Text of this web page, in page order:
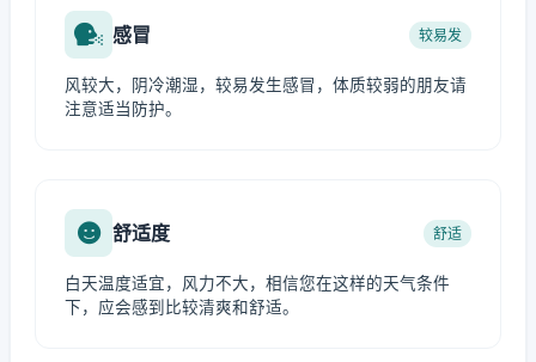
感冒 较易发
风较大，阴冷潮湿，较易发生感冒，体质较弱的朋友请
注意适当防护。
舒适度 舒适
白天温度适宜，风力不大，相信您在这样的天气条件
下，应会感到比较清爽和舒适。